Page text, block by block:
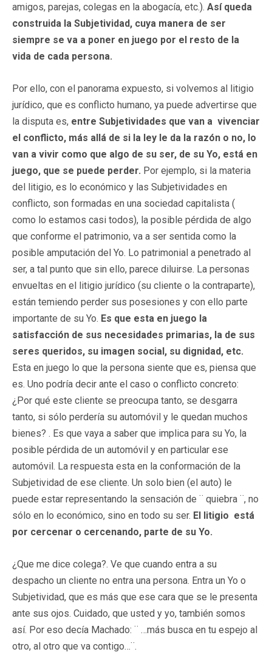
amigos, parejas, colegas en la abogacía, etc.). Así queda
construida la Subjetividad, cuya manera de ser
siempre se va a poner en juego por el resto de la
vida de cada persona.
Por ello, con el panorama expuesto, si volvemos al litigio
jurídico, que es conflicto humano, ya puede advertirse que
la disputa es, entre Subjetividades que van a vivenciar
el conflicto, más allá de si la ley le da la razón o no, lo
van a vivir como que algo de su ser, de su Yo, está en
juego, que se puede perder. Por ejemplo, si la materia
del litigio, es lo económico y las Subjetividades en
conflicto, son formadas en una sociedad capitalista (
como lo estamos casi todos), la posible pérdida de algo
que conforme el patrimonio, va a ser sentida como la
posible amputación del Yo. Lo patrimonial a penetrado al
ser, a tal punto que sin ello, parece diluirse. La personas
envueltas en el litigio jurídico (su cliente o la contraparte),
están temiendo perder sus posesiones y con ello parte
importante de su Yo. Es que esta en juego la
satisfacción de sus necesidades primarias, la de sus
seres queridos, su imagen social, su dignidad, etc.
Esta en juego lo que la persona siente que es, piensa que
es. Uno podría decir ante el caso o conflicto concreto:
¿Por qué este cliente se preocupa tanto, se desgarra
tanto, si sólo perdería su automóvil y le quedan muchos
bienes? . Es que vaya a saber que implica para su Yo, la
posible pérdida de un automóvil y en particular ese
automóvil. La respuesta esta en la conformación de la
Subjetividad de ese cliente. Un solo bien (el auto) le
puede estar representando la sensación de ¨ quiebra ¨, no
sólo en lo económico, sino en todo su ser. El litigio está
por cercenar o cercenando, parte de su Yo.
¿Que me dice colega?. Ve que cuando entra a su
despacho un cliente no entra una persona. Entra un Yo o
Subjetividad, que es más que ese cara que se le presenta
ante sus ojos. Cuidado, que usted y yo, también somos
así. Por eso decía Machado: ¨ …más busca en tu espejo al
otro, al otro que va contigo…¨.